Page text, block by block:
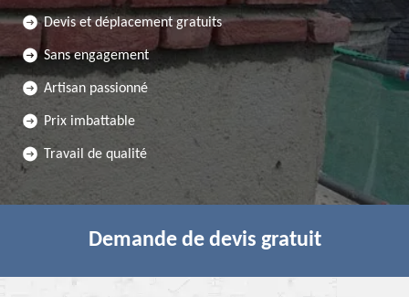
Devis et déplacement gratuits
Sans engagement
Artisan passionné
Prix imbattable
Travail de qualité
Demande de devis gratuit